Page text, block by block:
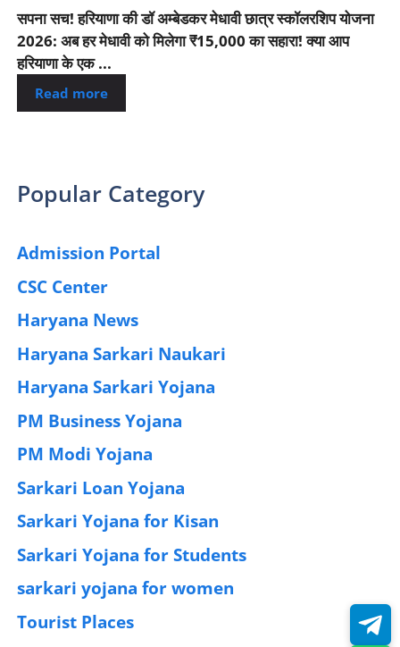
सपना सच! हरियाणा की डॉ अम्बेडकर मेधावी छात्र स्कॉलरशिप योजना
2026: अब हर मेधावी को मिलेगा ₹15,000 का सहारा! क्या आप
हरियाणा के एक ...
Read more
Popular Category
Admission Portal
CSC Center
Haryana News
Haryana Sarkari Naukari
Haryana Sarkari Yojana
PM Business Yojana
PM Modi Yojana
Sarkari Loan Yojana
Sarkari Yojana for Kisan
Sarkari Yojana for Students
sarkari yojana for women
Tourist Places